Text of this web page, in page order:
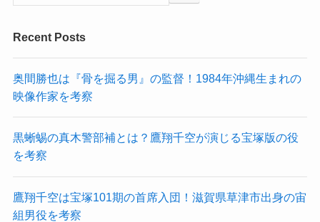
Recent Posts
奥間勝也は『骨を掘る男』の監督！1984年沖縄生まれの
映像作家を考察
黒蜥蜴の真木警部補とは？鷹翔千空が演じる宝塚版の役
を考察
鷹翔千空は宝塚101期の首席入団！滋賀県草津市出身の宙
組男役を考察